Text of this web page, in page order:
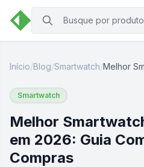
Início/Blog/Smartwatch/Melhor
Smartwatch
Melhor
em 2026: Guia
Compras